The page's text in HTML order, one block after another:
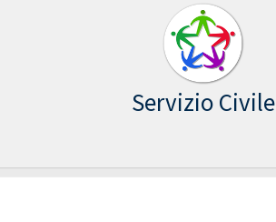
Servizio Civile